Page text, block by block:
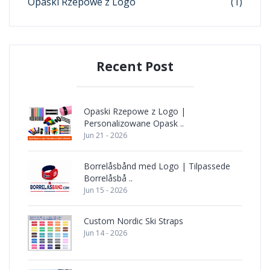
Recent Post
Opaski Rzepowe z Logo |
Personalizowane Opask ..
Jun 21 - 2026
Borrelåsbånd med Logo | Tilpassede
Borrelåsbå ..
Jun 15 - 2026
Custom Nordic Ski Straps
Jun 14 - 2026